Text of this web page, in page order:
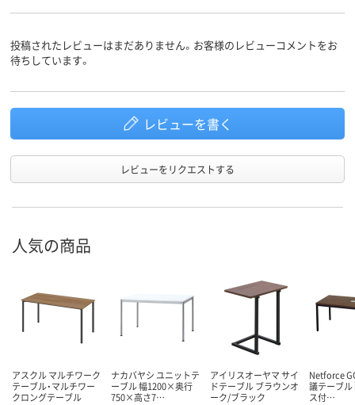
投稿されたレビューはまだありません。お客様のレビューコメントをお
待ちしています。
レビューを書く
レビューをリクエストする
人気の商品
アスクル マルチワーク
テーブル・マルチワー
クロングテーブル
ナカバヤシ ユニットテ
ーブル 幅1200×奥行
750×高さ7…
アイリスオーヤマ サイ
ドテーブル ブラウンオ
ーク/ブラック
Netforce
議テーブ
ス付…